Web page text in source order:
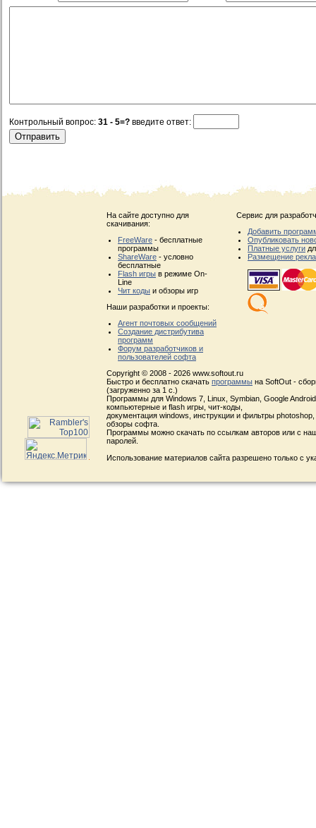
Контрольный вопрос: 31 - 5=? введите ответ:
На сайте доступно для
скачивания:
FreeWare - бесплатные
программы
ShareWare - условно
бесплатные
Flash игры в режиме On-
Line
Чит коды и обзоры игр
Наши разработки и проекты:
Агент почтовых сообщений
Создание дистрибутива
программ
Форум разработчиков и
пользователей софта
Сервис для
Добавить
Опубликовать
Платные услуги
Размещение
Copyright © 2008 - 2026 www.softout.ru
Быстро и бесплатно скачать программы на SoftOut -
(загруженно за 1 с.)
Программы для Windows 7, Linux, Symbian, Google
компьютерные и flash игры, чит-коды,
документация windows, инструкции и фильтры
обзоры софта.
Программы можно скачать по ссылкам авторов или с
паролей.
Использование материалов сайта разрешено только с